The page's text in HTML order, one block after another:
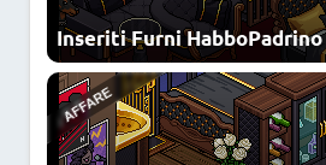
Inseriti Furni HabboPadrino
NEWS